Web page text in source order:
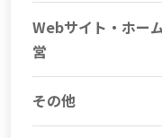
Webサイト・ホー
営
その他